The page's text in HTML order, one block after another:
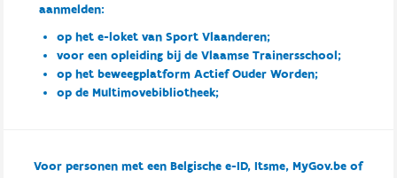
aanmelden:
op het e-loket van Sport Vlaanderen;
voor een opleiding bij de Vlaamse Trainersschool;
op het beweegplatform Actief Ouder Worden;
op de Multimovebibliotheek;
Voor personen met een Belgische e-ID, Itsme, MyGov.be of